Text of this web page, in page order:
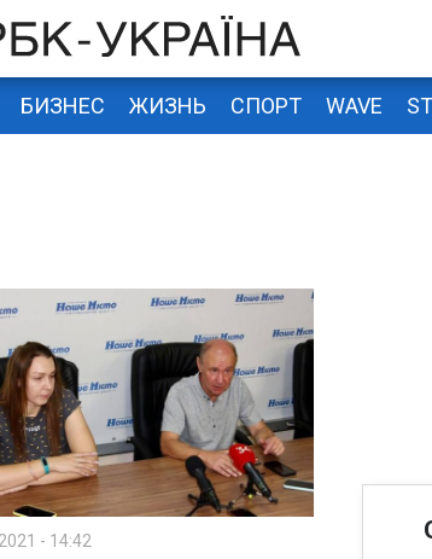
БИЗНЕС ЖИЗНЬ СПОРТ WAVE
- 14:42